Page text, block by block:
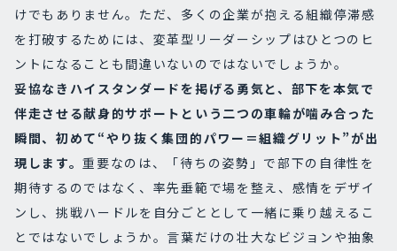
けでもありません。ただ、多くの企業が抱える組織停滞感
を打破するためには、変革型リーダーシップはひとつのヒ
ントになることも間違いないのではないでしょうか。
妥協なきハイスタンダードを掲げる勇気と、部下を本気で
伴走させる献身的サポートという二つの車輪が噛み合った
瞬間、初めて“やり抜く集団的パワー＝組織グリット”が出
現します。重要なのは、「待ちの姿勢」で部下の自律性を
期待するのではなく、率先垂範で場を整え、感情をデザイ
ンし、挑戦ハードルを自分ごととして一緒に乗り越えるこ
とではないでしょうか。言葉だけの壮大なビジョンや抽象